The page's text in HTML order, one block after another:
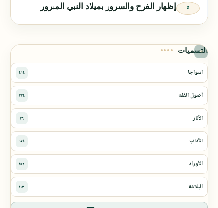
إظهار الفرح والسرور بميلاد النبي المبرور
التسميات